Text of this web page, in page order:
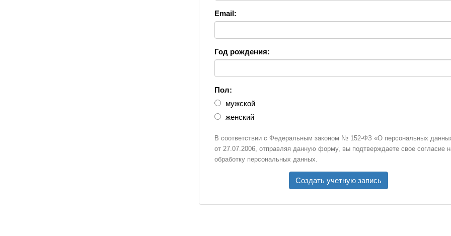
Email:
Год рождения:
Пол:
мужской
женский
В соответствии с Федеральным законом № 152-ФЗ «О персональных
от 27.07.2006, отправляя данную форму, вы подтверждаете свое согласие
обработку персональных данных.
Создать учетную запись